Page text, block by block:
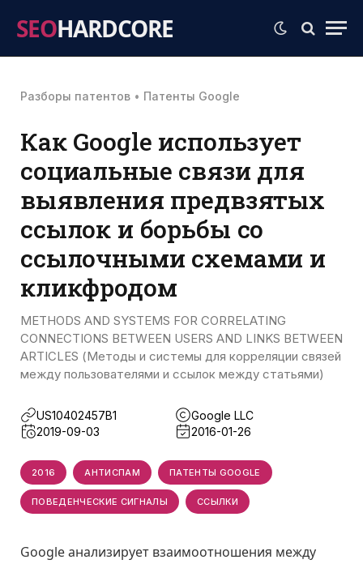
SEOHARDCORE
Разборы патентов • Патенты Google
Как Google использует
социальные связи для
выявления предвзятых
ссылок и борьбы со
ссылочными схемами и
кликфродом
METHODS AND SYSTEMS FOR CORRELATING
CONNECTIONS BETWEEN USERS AND LINKS BETWEEN
ARTICLES (Методы и системы для корреляции связей
между пользователями и ссылок между статьями)
US10402457B1
Google LLC
2019-09-03
2016-01-26
2016 АНТИСПАМ ПАТЕНТЫ GOOGLE
ПОВЕДЕНЧЕСКИЕ СИГНАЛЫ ССЫЛКИ
Google анализирует взаимоотношения между